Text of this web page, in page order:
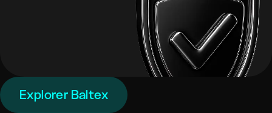
Explorer Baltex